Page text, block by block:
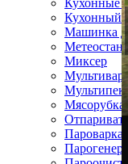
Кухонные
Кухонный
Машинка
Миксер
Мясорубка
Пароварка